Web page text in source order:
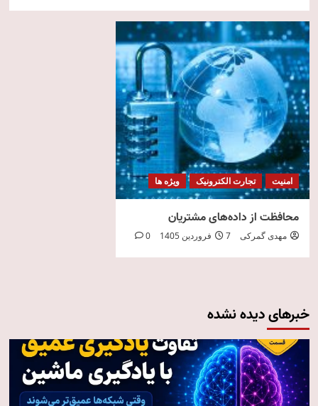
امنیت تجارت الکترونیک ویژه ها
محافظت از داده‌های مشتریان
مهدی گمرکی 7 فروردین 1405 0
خبرهای دیده نشده